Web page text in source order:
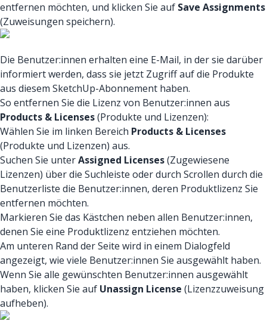
entfernen möchten, und klicken Sie auf Save Assignments
(Zuweisungen speichern).
Die Benutzer:innen erhalten eine E-Mail, in der sie darüber
informiert werden, dass sie jetzt Zugriff auf die Produkte
aus diesem SketchUp-Abonnement haben.
So entfernen Sie die Lizenz von Benutzer:innen aus
Products & Licenses(Produkte und Lizenzen):
Wählen Sie im linken Bereich Products & Licenses
(Produkte und Lizenzen) aus.
Suchen Sie unterAssigned Licenses(Zugewiesene
Lizenzen) über die Suchleiste oder durch Scrollen durch die
Benutzerliste die Benutzer:innen, deren Produktlizenz Sie
entfernen möchten.
Markieren Sie das Kästchen neben allen Benutzer:innen,
denen Sie eine Produktlizenz entziehen möchten.
Am unteren Rand der Seite wird in einem Dialogfeld
angezeigt, wie viele Benutzer:innen Sie ausgewählt haben.
Wenn Sie alle gewünschten Benutzer:innen ausgewählt
haben, klicken Sie auf Unassign License (Lizenzzuweisung
aufheben).